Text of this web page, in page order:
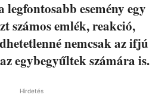
legfontosabb esemény egy
számos emlék, reakció,
nemcsak az ifjú
egybegyűltek számára is.
Hirdetés